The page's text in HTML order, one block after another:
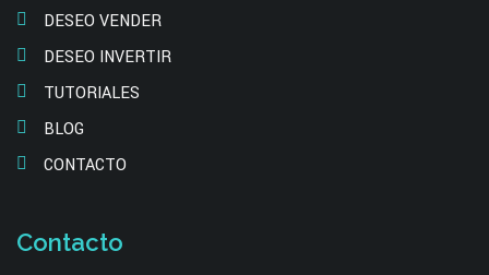
DESEO VENDER
DESEO INVERTIR
TUTORIALES
BLOG
CONTACTO
Contacto